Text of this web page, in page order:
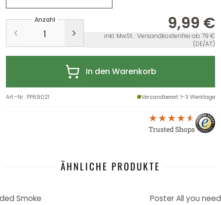
Anzahl 9,99 €
inkl. MwSt. · Versandkostenfrei ab 79 €
(DE/AT)
In den Warenkorb
Art.-Nr.: PP69021 Versandbereit: 1-3 Werktage
Trusted Shops
ÄHNLICHE PRODUKTE
Smoke
Poster All you